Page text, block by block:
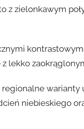
z zielonkawym
lekko
niebieskiego